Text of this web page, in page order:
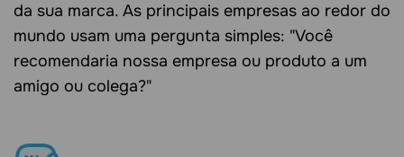
da sua marca. As principais empresas ao redor do
mundo usam uma pergunta simples: "Você
recomendaria nossa empresa ou produto a um
amigo ou colega?"